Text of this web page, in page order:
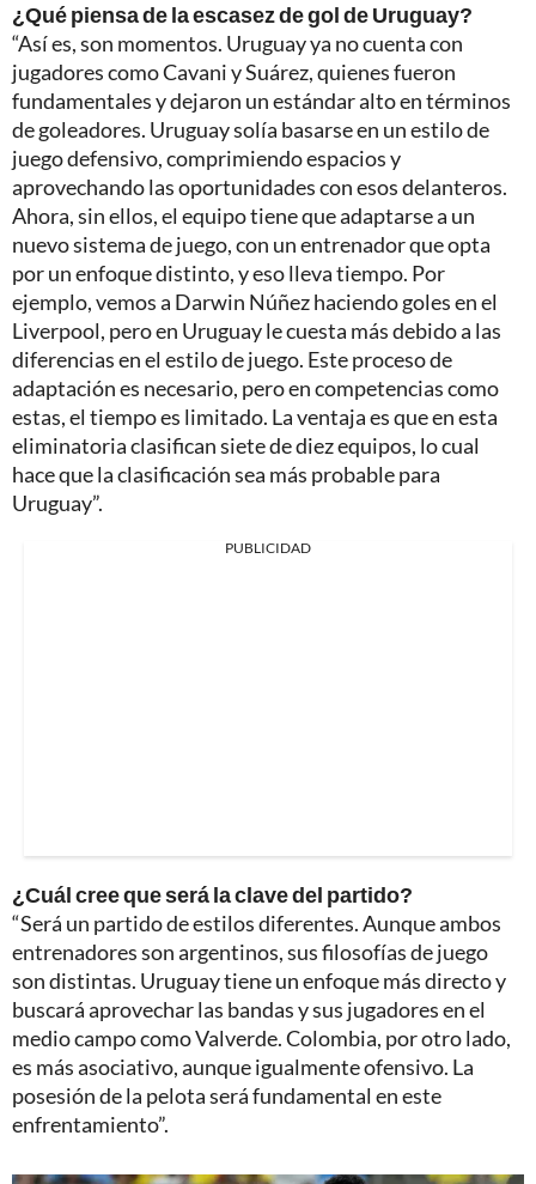
¿Qué piensa de la escasez de gol de Uruguay?
“Así es, son momentos. Uruguay ya no cuenta con
jugadores como Cavani y Suárez, quienes fueron
fundamentales y dejaron un estándar alto en términos
de goleadores. Uruguay solía basarse en un estilo de
juego defensivo, comprimiendo espacios y
aprovechando las oportunidades con esos delanteros.
Ahora, sin ellos, el equipo tiene que adaptarse a un
nuevo sistema de juego, con un entrenador que opta
por un enfoque distinto, y eso lleva tiempo. Por
ejemplo, vemos a Darwin Núñez haciendo goles en el
Liverpool, pero en Uruguay le cuesta más debido a las
diferencias en el estilo de juego. Este proceso de
adaptación es necesario, pero en competencias como
estas, el tiempo es limitado. La ventaja es que en esta
eliminatoria clasifican siete de diez equipos, lo cual
hace que la clasificación sea más probable para
Uruguay”.
PUBLICIDAD
¿Cuál cree que será la clave del partido?
“Será un partido de estilos diferentes. Aunque ambos
entrenadores son argentinos, sus filosofías de juego
son distintas. Uruguay tiene un enfoque más directo y
buscará aprovechar las bandas y sus jugadores en el
medio campo como Valverde. Colombia, por otro lado,
es más asociativo, aunque igualmente ofensivo. La
posesión de la pelota será fundamental en este
enfrentamiento”.